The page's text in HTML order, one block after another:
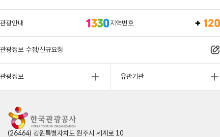
관광안내 지역번호
관광정보 수정/신규요청
관광정보 유관기관
(26464) 강원특별자치도 원주시 세계로 10